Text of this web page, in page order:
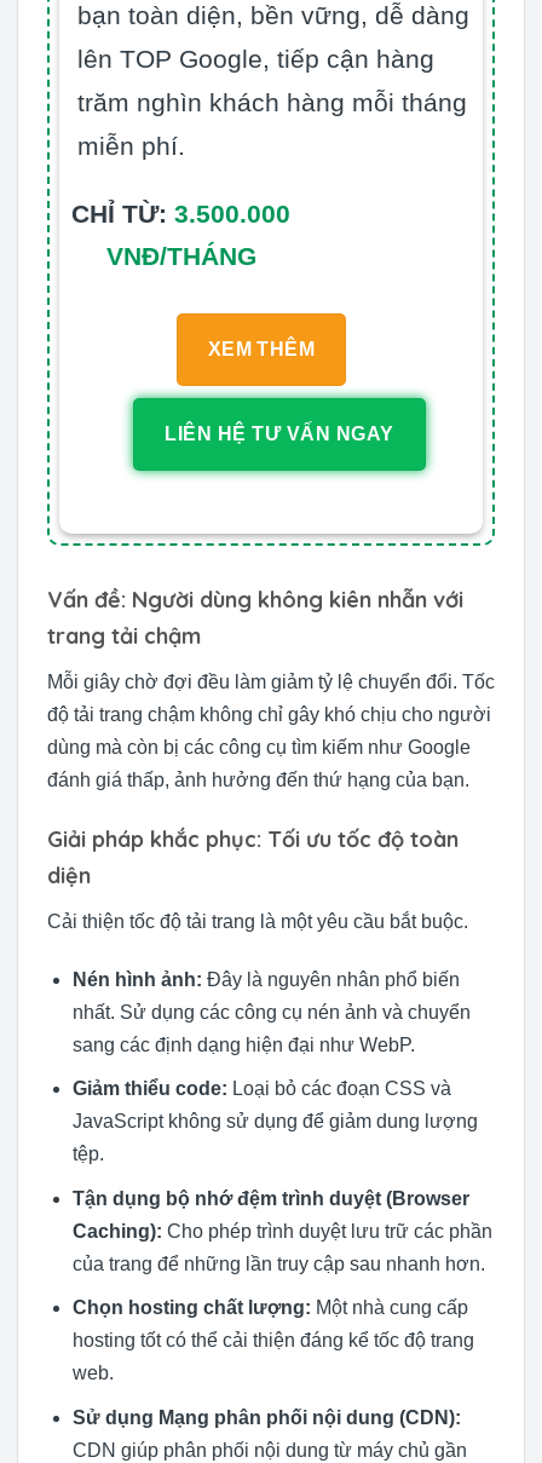
bạn toàn diện, bền vững, dễ dàng
lên TOP Google, tiếp cận hàng
trăm nghìn khách hàng mỗi tháng
miễn phí.
CHỈ TỪ: 3.500.000
VNĐ/THÁNG
XEM THÊM
LIÊN HỆ TƯ VẤN NGAY
Vấn đề: Người dùng không kiên nhẫn với
trang tải chậm
Mỗi giây chờ đợi đều làm giảm tỷ lệ chuyển đổi. Tốc
độ tải trang chậm không chỉ gây khó chịu cho người
dùng mà còn bị các công cụ tìm kiếm như Google
đánh giá thấp, ảnh hưởng đến thứ hạng của bạn.
Giải pháp khắc phục: Tối ưu tốc độ toàn
diện
Cải thiện tốc độ tải trang là một yêu cầu bắt buộc.
Nén hình ảnh: Đây là nguyên nhân phổ biến
nhất. Sử dụng các công cụ nén ảnh và chuyển
sang các định dạng hiện đại như WebP.
Giảm thiểu code: Loại bỏ các đoạn CSS và
JavaScript không sử dụng để giảm dung lượng
tệp.
Tận dụng bộ nhớ đệm trình duyệt (Browser
Caching): Cho phép trình duyệt lưu trữ các phần
của trang để những lần truy cập sau nhanh hơn.
Chọn hosting chất lượng: Một nhà cung cấp
hosting tốt có thể cải thiện đáng kể tốc độ trang
web.
Sử dụng Mạng phân phối nội dung (CDN):
CDN giúp phân phối nội dung từ máy chủ gần